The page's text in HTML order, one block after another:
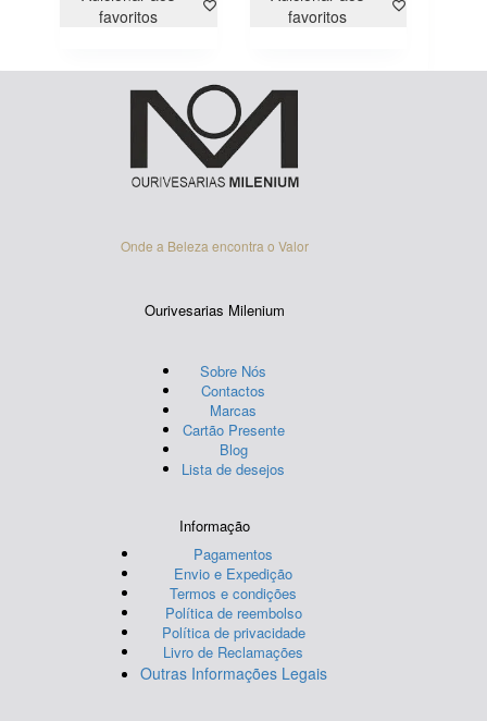
favoritos
favoritos
Onde a Beleza encontra o Valor
Ourivesarias Milenium
Sobre Nós
Contactos
Marcas
Cartão Presente
Blog
Lista de desejos
Informação
Pagamentos
Envio e Expedição
Termos e condições
Política de reembolso
Política de privacidade
Livro de Reclamações
Outras Informações Legais